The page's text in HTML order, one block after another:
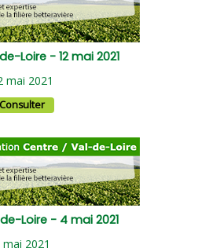
Loire - 12 mai 2021
mai 2021
Consulter
Loire - 4 mai 2021
mai 2021